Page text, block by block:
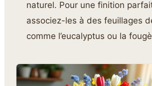
naturel. Pour une finition
associez-les à des feuillages
comme l’eucalyptus ou la